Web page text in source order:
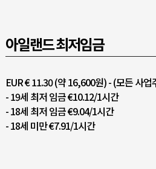
아일랜드 최저임금
EUR € 11.30 (약 16,600원) - (모든 사
- 19세 최저 임금 €10.12/1시간
- 18세 최저 임금 €9.04/1시간
- 18세 미만 €7.91/1시간